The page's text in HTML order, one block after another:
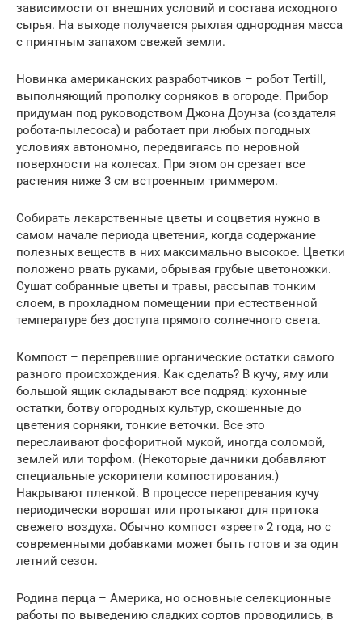
зависимости от внешних условий и состава исходного
сырья. На выходе получается рыхлая однородная масса
с приятным запахом свежей земли.
Новинка американских разработчиков – робот Tertill,
выполняющий прополку сорняков в огороде. Прибор
придуман под руководством Джона Доунза (создателя
робота-пылесоса) и работает при любых погодных
условиях автономно, передвигаясь по неровной
поверхности на колесах. При этом он срезает все
растения ниже 3 см встроенным триммером.
Собирать лекарственные цветы и соцветия нужно в
самом начале периода цветения, когда содержание
полезных веществ в них максимально высокое. Цветки
положено рвать руками, обрывая грубые цветоножки.
Сушат собранные цветы и травы, рассыпав тонким
слоем, в прохладном помещении при естественной
температуре без доступа прямого солнечного света.
Компост – перепревшие органические остатки самого
разного происхождения. Как сделать? В кучу, яму или
большой ящик складывают все подряд: кухонные
остатки, ботву огородных культур, скошенные до
цветения сорняки, тонкие веточки. Все это
переслаивают фосфоритной мукой, иногда соломой,
землей или торфом. (Некоторые дачники добавляют
специальные ускорители компостирования.)
Накрывают пленкой. В процессе перепревания кучу
периодически ворошат или протыкают для притока
свежего воздуха. Обычно компост «зреет» 2 года, но с
современными добавками может быть готов и за один
летний сезон.
Родина перца – Америка, но основные селекционные
работы по выведению сладких сортов проводились, в